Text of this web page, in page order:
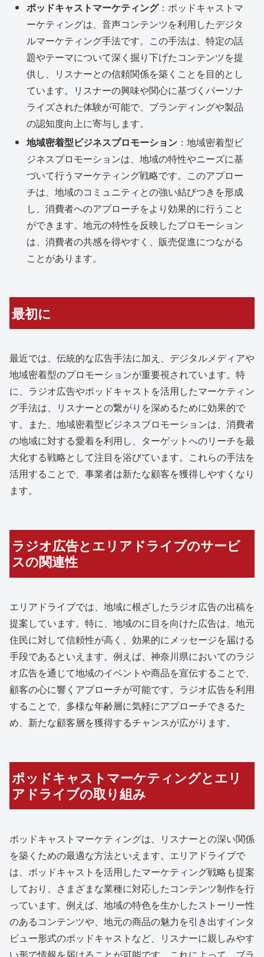
ポッドキャストマーケティング：ポッドキャストマ
ーケティングは、音声コンテンツを利用したデジタ
ルマーケティング手法です。この手法は、特定の話
題やテーマについて深く掘り下げたコンテンツを提
供し、リスナーとの信頼関係を築くことを目的とし
ています。リスナーの興味や関心に基づくパーソナ
ライズされた体験が可能で、ブランディングや製品
の認知度向上に寄与します。
地域密着型ビジネスプロモーション ：地域密着型ビ
ジネスプロモーションは、地域の特性やニーズに基
づいて行うマーケティング戦略です。このアプロー
チは、地域のコミュニティとの強い結びつきを形成
し、消費者へのアプローチをより効果的に行うこと
ができます。地元の特性を反映したプロモーション
は、消費者の共感を得やすく、販売促進につながる
ことがあります。
最初に
最近では、伝統的な広告手法に加え、デジタルメディアや
地域密着型のプロモーションが重要視されています。特
に、ラジオ広告やポッドキャストを活用したマーケティン
グ手法は、リスナーとの繋がりを深めるために効果的で
す。また、地域密着型ビジネスプロモーションは、消費者
の地域に対する愛着を利用し、ターゲットへのリーチを最
大化する戦略として注目を浴びています。これらの手法を
活用することで、事業者は新たな顧客を獲得しやすくなり
ます。
ラジオ広告とエリアドライブのサービ
スの関連性
エリアドライブでは、地域に根ざしたラジオ広告の出稿を
提案しています。特に、地域のに目を向けた広告は、地元
住民に対して信頼性が高く、効果的にメッセージを届ける
手段であるといえます。例えば、神奈川県においてのラジ
オ広告を通じて地域のイベントや商品を宣伝することで、
顧客の心に響くアプローチが可能です。ラジオ広告を利用
することで、多様な年齢層に気軽にアプローチできるた
め、新たな顧客層を獲得するチャンスが広がります。
ポッドキャストマーケティングとエリ
アドライブの取り組み
ポッドキャストマーケティングは、リスナーとの深い関係
を築くための最適な方法といえます。エリアドライブで
は、ポッドキャストを活用したマーケティング戦略も提案
しており、さまざまな業種に対応したコンテンツ制作を行
っています。例えば、地域の特色を生かしたストーリー性
のあるコンテンツや、地元の商品の魅力を引き出すインタ
ビュー形式のポッドキャストなど、リスナーに親しみやす